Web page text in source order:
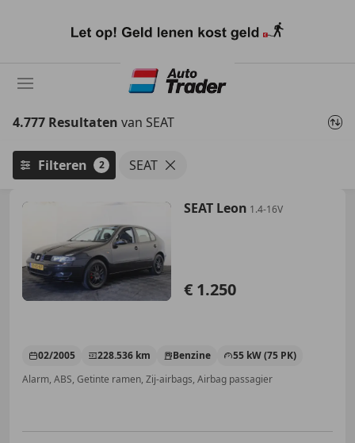
naar
4.777 Resultaten van SEAT
Filteren 2 SEAT
SEAT Leon 1.4-16V
€ 1.250
02/2005 228.536 km Benzine
55 kW (75 PK)
Alarm, ABS, Getinte ramen, Zij-airbags, Airbag passagier